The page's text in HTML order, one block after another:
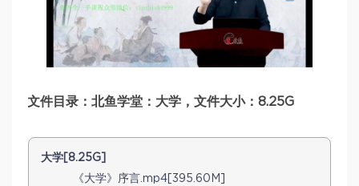
文件目录：北鱼学堂：大学，文件大小：8.25G
大学[8.25G]
《大学》序言.mp4[395.60M]